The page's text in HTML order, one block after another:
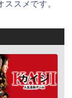
ススメです。